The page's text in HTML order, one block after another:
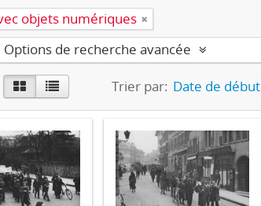
objets numériques
Options de recherche avancée
Trier par: Date de début